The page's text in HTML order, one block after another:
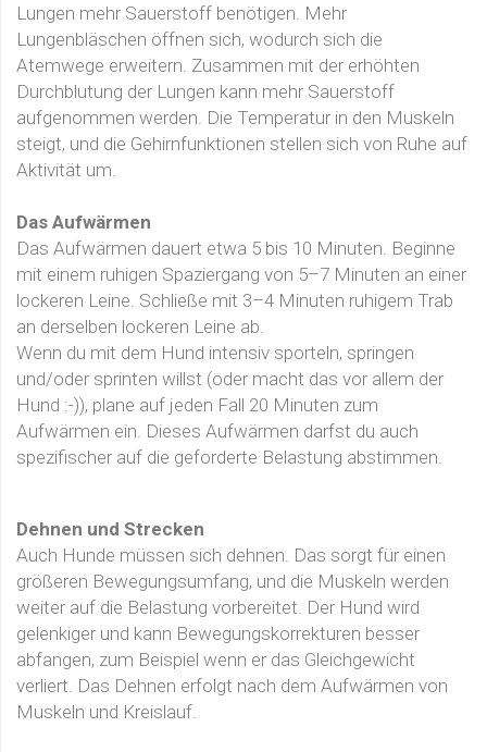
Lungen mehr Sauerstoff benötigen. Mehr
Lungenbläschen öffnen sich, wodurch sich die
Atemwege erweitern. Zusammen mit der erhöhten
Durchblutung der Lungen kann mehr Sauerstoff
aufgenommen werden. Die Temperatur in den Muskeln
steigt, und die Gehirnfunktionen stellen sich von Ruhe auf
Aktivität um.
Das Aufwärmen
Das Aufwärmen dauert etwa 5 bis 10 Minuten. Beginne
mit einem ruhigen Spaziergang von 5–7 Minuten an einer
lockeren Leine. Schließe mit 3–4 Minuten ruhigem Trab
an derselben lockeren Leine ab.
Wenn du mit dem Hund intensiv sporteln, springen
und/oder sprinten willst (oder macht das vor allem der
Hund :-)), plane auf jeden Fall 20 Minuten zum
Aufwärmen ein. Dieses Aufwärmen darfst du auch
spezifischer auf die geforderte Belastung abstimmen.
Dehnen und Strecken
Auch Hunde müssen sich dehnen. Das sorgt für einen
größeren Bewegungsumfang, und die Muskeln werden
weiter auf die Belastung vorbereitet. Der Hund wird
gelenkiger und kann Bewegungskorrekturen besser
abfangen, zum Beispiel wenn er das Gleichgewicht
verliert. Das Dehnen erfolgt nach dem Aufwärmen von
Muskeln und Kreislauf.